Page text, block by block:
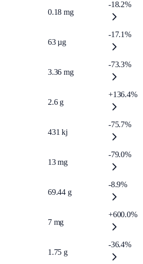
0.18 mg
-18.2%
63 µg
-17.1%
3.36 mg
-73.3%
2.6 g
+136.4%
431 kj
-75.7%
13 mg
-79.0%
69.44 g
-8.9%
7 mg
+600.0%
1.75 g
-36.4%